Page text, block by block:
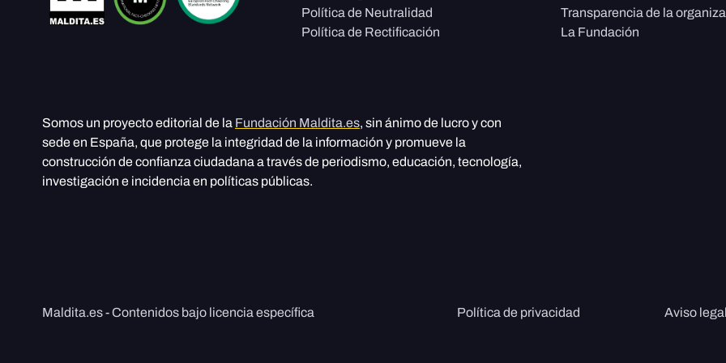
Política de Neutralidad
Política de Rectificación
Transparencia de la
La Fundación
Somos un proyecto editorial de la Fundación Maldita.es, sin ánimo de lucro y con
sede en España, que protege la integridad de la información y promueve la
construcción de confianza ciudadana a través de periodismo, educación, tecnología,
investigación e incidencia en políticas públicas.
Maldita.es - Contenidos bajo licencia específica Política de privacidad Aviso legal